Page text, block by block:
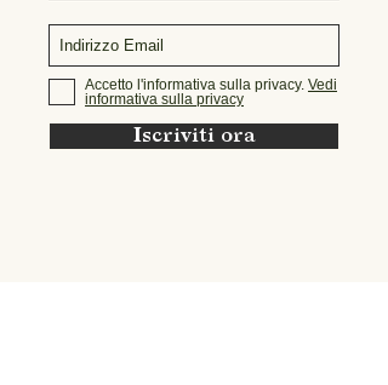
Accetto l'informativa sulla privacy. Vedi
informativa sulla privacy
Iscriviti ora